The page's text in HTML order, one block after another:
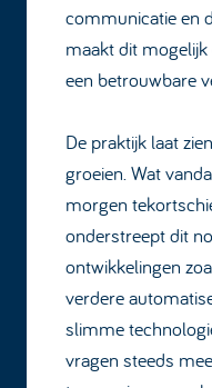
communicatie en
maakt dit
een betrouwbare
De praktijk laat
groeien. Wat
morgen
onderstreept dit
ontwikkelingen
verdere
slimme
vragen steeds